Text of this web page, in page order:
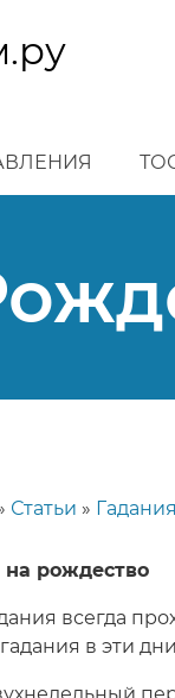
Статьи Гадания
на рождество
всегда
в эти